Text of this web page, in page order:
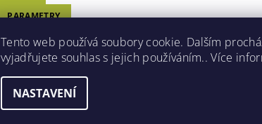
PARAMETRY
DISKUZE
HODNOCENÍ
VĚTROVKA ZATEPLENÁ -
Tento web používá soubory cookie. Dalším
vyjadřujete souhlas s jejich používáním.. Více
NASTAVENÍ